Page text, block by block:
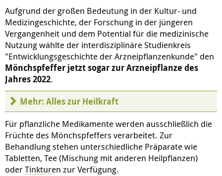
Aufgrund der großen Bedeutung in der Kultur- und
Medizingeschichte, der Forschung in der jüngeren
Vergangenheit und dem Potential für die medizinische
Nutzung wählte der interdisziplinäre Studienkreis
"Entwicklungsgeschichte der Arzneipflanzenkunde" den
Mönchspfeffer jetzt sogar zur Arzneipflanze des
Jahres 2022.
Mehr: Alles zur Heilkraft
Für pflanzliche Medikamente werden ausschließlich die
Früchte des Mönchspfeffers verarbeitet. Zur
Behandlung stehen unterschiedliche Präparate wie
Tabletten, Tee (Mischung mit anderen Heilpflanzen)
oderTinkturen zur Verfügung.